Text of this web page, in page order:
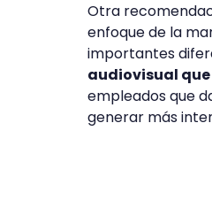
Otra
enfoque de la
importantes
audiovisual
empleados que
generar más